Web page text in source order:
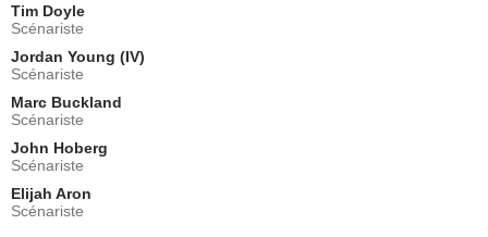
Gary Rubenstein
Dr. Rosenbaum
- 1 Episode :4
Chris Parnell
Walter
- 1 Episode :
Stefanie Von Pfetten
Greta
- 1 Episode :
Eddie McClintock
Tim Doyle
Scénariste
Jordan Young (IV)
Scénariste
Marc Buckland
Scénariste
John Hoberg
Scénariste
Elijah Aron
Scénariste